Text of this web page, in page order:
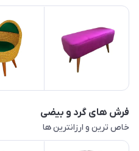
فرش های گرد و بیضی
خاص ترین و ارزانترین ها